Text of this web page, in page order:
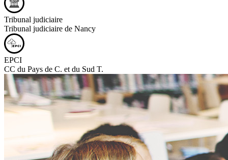
Tribunal judiciaire
Tribunal judiciaire de Nancy
EPCI
CC du Pays de C. et du Sud T.